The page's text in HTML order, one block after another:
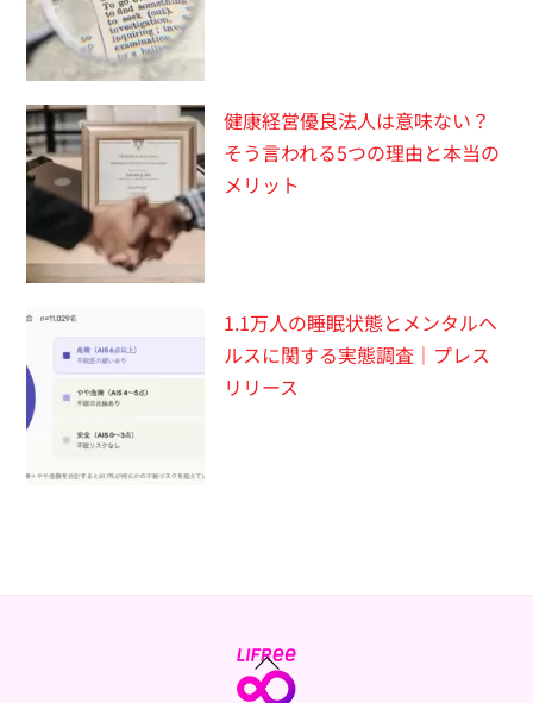
健康経営優良法人は意味ない？
そう言われる5つの理由と本当の
メリット
1.1万人の睡眠状態とメンタルヘ
ルスに関する実態調査｜プレス
リリース
Back
To